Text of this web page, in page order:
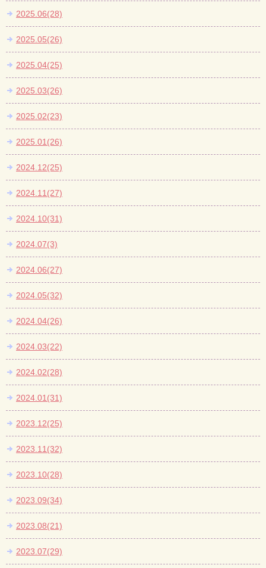
2025.06(28)
2025.05(26)
2025.04(25)
2025.03(26)
2025.02(23)
2025.01(26)
2024.12(25)
2024.11(27)
2024.10(31)
2024.07(3)
2024.06(27)
2024.05(32)
2024.04(26)
2024.03(22)
2024.02(28)
2024.01(31)
2023.12(25)
2023.11(32)
2023.10(28)
2023.09(34)
2023.08(21)
2023.07(29)